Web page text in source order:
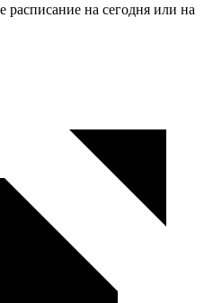
расписание на сегодня или на